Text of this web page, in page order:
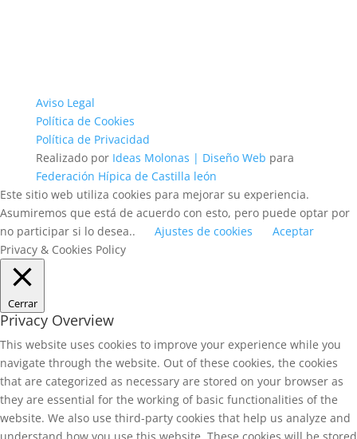
Aviso Legal
Política de Cookies
Política de Privacidad
Realizado por Ideas Molonas | Diseño Web para
Federación Hípica de Castilla león
Este sitio web utiliza cookies para mejorar su experiencia.
Asumiremos que está de acuerdo con esto, pero puede optar por
no participar si lo desea..
Ajustes de cookies
Aceptar
Privacy & Cookies Policy
Cerrar
Privacy Overview
This website uses cookies to improve your experience while you
navigate through the website. Out of these cookies, the cookies
that are categorized as necessary are stored on your browser as
they are essential for the working of basic functionalities of the
website. We also use third-party cookies that help us analyze and